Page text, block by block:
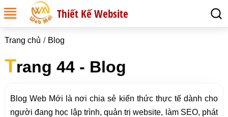
Thiết Kế Website
Trang chủ Blog
Trang 44 - Blog
Blog Web Mới là nơi chia sẻ kiến thức thực tế dành cho
người đang học lập trình, quản trị website, làm SEO, phát